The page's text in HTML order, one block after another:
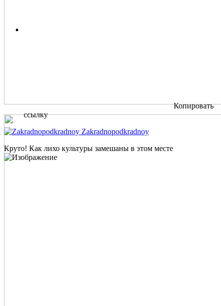
Копировать
ссылку
Zakradnopodkradnoy
Круто! Как лихо культуры замешаны в этом месте